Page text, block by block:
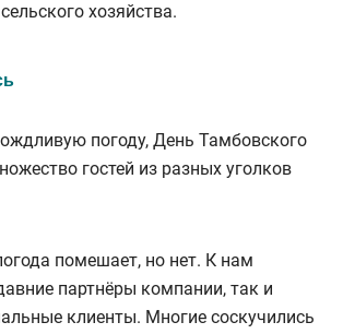
хозяйства.
погоду, День Тамбовского
гостей из разных уголков
помешает, но нет. К нам
партнёры компании, так и
клиенты. Многие соскучились